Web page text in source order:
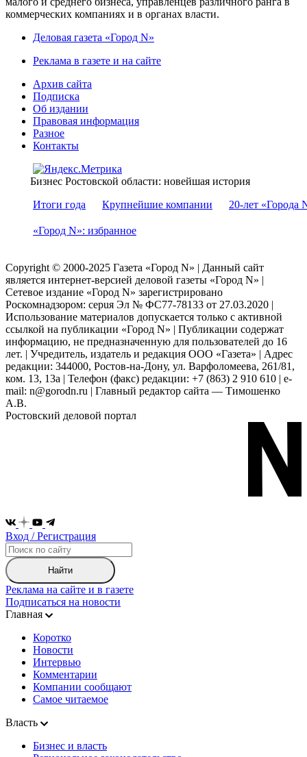
коммерческих компаниях и в органах власти.
Деловая газета «Город N»
Реклама в газете и на сайте
Архив сайта
Подписка
Об издании
Правовая информация
Разное
Контакты
Бизнес Ростовской области: новейшая история
Итоги года
Крупнейшие компании 20-лет «Города
«Город N»: избранное
Copyright © 2000-2025 Газета «Город N» | Данный сайт
является интернет-версией деловой газеты «Город N» |
Сетевое издание «Город N» зарегистрировано
Роскомнадзором: серuя Эл № ФС77-78133 от 27.03.2020 |
Использование материалов допускается только с активной
ссылкой на публикации «Город N» | Публикации содержат
информацию, не предназначенную для пользователей до 16
лет. | Учредитель, издатель и редакция ООО «Газета» | Адрес
редакции: 344000, Ростов-на-Дону, ул. Варфоломеева, 261/81,
ком. 13, 13а | Телефон (факс) редакции: +7 (863) 2 910 610 | e-
mail: n@gorodn.ru | Главный редактор сайта — Тимошенко
А.В.
Ростовский деловой портал
Вход / Регистрация
Найти
Реклама на сайте и в газете
Подписаться на новости
Главная
Коротко
Новости
Интервью
Комментарии
Компании сообщают
Самое читаемое
Власть
Бизнес и власть